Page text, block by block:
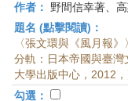
作者：
野間信幸著、
題名 (點擊閱讀)：
〈張文環與《風月報
分軌：日本帝國與臺
大學出版中心，2012，
勾選：